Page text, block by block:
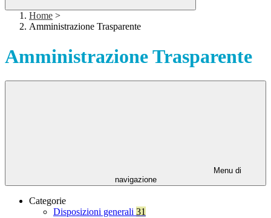
Home >
Amministrazione Trasparente
Amministrazione Trasparente
Menu di
navigazione
Categorie
Disposizioni generali 31